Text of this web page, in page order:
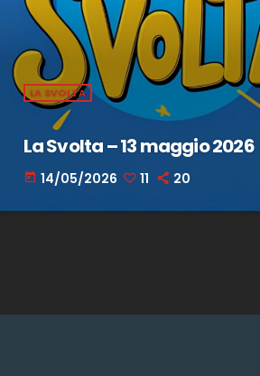
LA SVOLTA
La Svolta – 13 maggio 2026
today 14/05/2026 11 20